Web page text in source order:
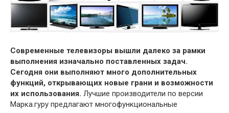
Современные телевизоры вышли далеко за рамки
выполнения изначально поставленных задач.
Сегодня они выполняют много дополнительных
функций, открывающих новые грани и возможности
их использования. Лучшие производители по версии
Марка.гуру предлагают многофункциональные